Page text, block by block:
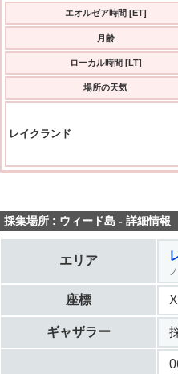
エオルゼア時間 [ET]
月齢
ローカル時間 [LT]
場所の天気
レイクランド
採集場所 : ウィード島 - 詳細情報
エリア
座標
ギャザラー